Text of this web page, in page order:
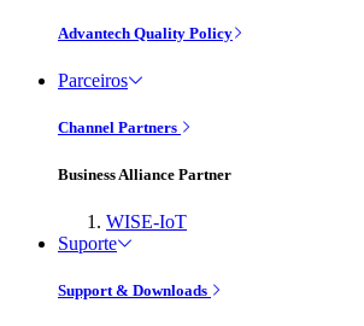
Advantech Quality Policy
Parceiros
Channel Partners
Business Alliance Partner
WISE-IoT
Suporte
Support & Downloads